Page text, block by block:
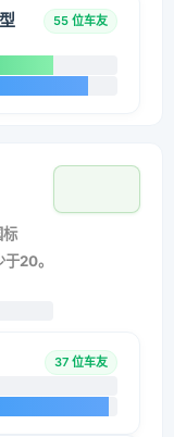
55 位车友
20。
37 位车友